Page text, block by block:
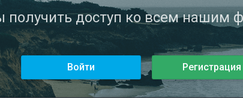
получить доступ ко всем нашим
Войти Регистрация